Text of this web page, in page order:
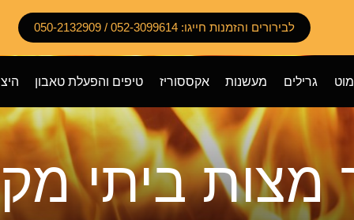
לבירורים והזמנות חייגו: 052-3099614 / 050-2132909
גרילים מעשנות אקססוריז טיפים והפעלת טאבון
מצות ביתי